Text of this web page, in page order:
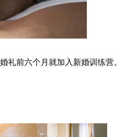
礼前六个月就加入新婚训练营。